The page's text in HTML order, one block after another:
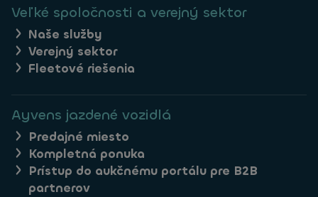
Veľké spoločnosti a verejný sektor
Naše služby
Verejný sektor
Fleetové riešenia
Ayvens jazdené vozidlá
Predajné miesto
Kompletná ponuka
Prístup do aukčnému portálu pre B2B
partnerov